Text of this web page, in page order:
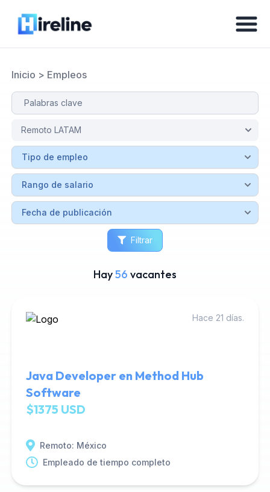
Inicio > Empleos
Filtrar
Hay56 vacantes
Hace 21 días.
Java Developer en Method Hub
Software
$1375 USD
Remoto: México
Empleado de tiempo completo